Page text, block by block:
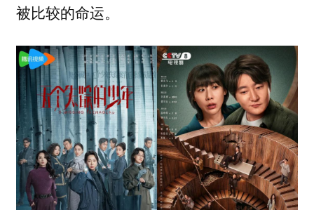
被比较的命运。